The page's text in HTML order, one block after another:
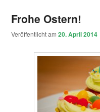
Frohe Ostern!
Veröffentlicht am20. April 2014